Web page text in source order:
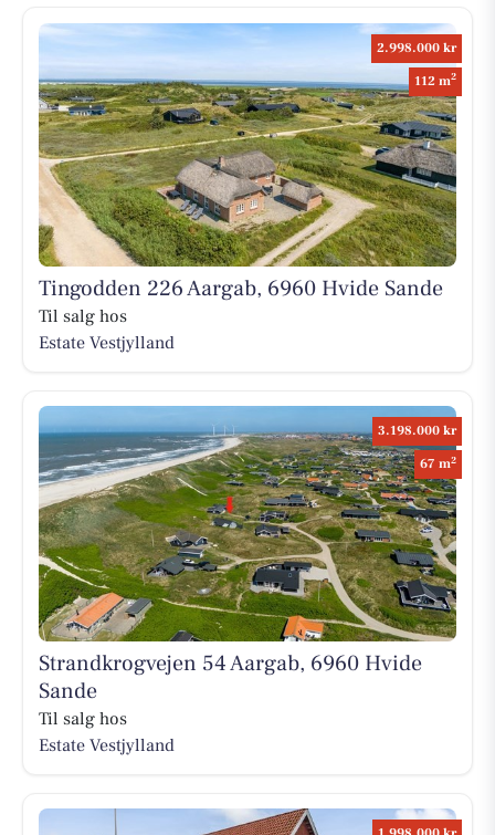
2.998.000 kr
112 m2
Tingodden 226 Aargab, 6960 Hvide Sande
Til salg hos
Estate Vestjylland
3.198.000 kr
67 m2
Strandkrogvejen 54 Aargab, 6960 Hvide
Sande
Til salg hos
Estate Vestjylland